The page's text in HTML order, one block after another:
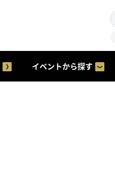
イベントから探す